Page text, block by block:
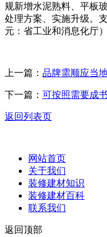
规新增水泥熟料、平板
处理方案、实施升级。
元：省工业和消息化厅
上一篇： 品牌需顺应当
下一篇： 可按照需要成
返回列表页
网站首页
关于我们
装修建材知识
装修建材百科
联系我们
返回顶部